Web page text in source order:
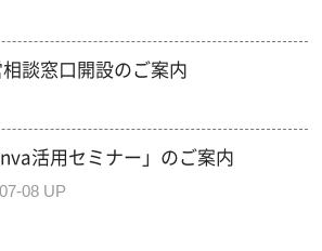
談窓口開設のご案内
活用セミナー」のご案内
08 UP